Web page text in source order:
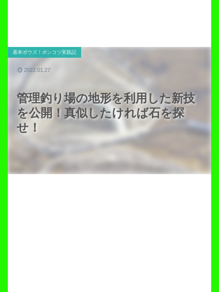
管理釣り場の地形を利用した新技
を公開！真似したければ石を探
せ！
基本ボウズ！ポンコツ実践記
2022.01.27